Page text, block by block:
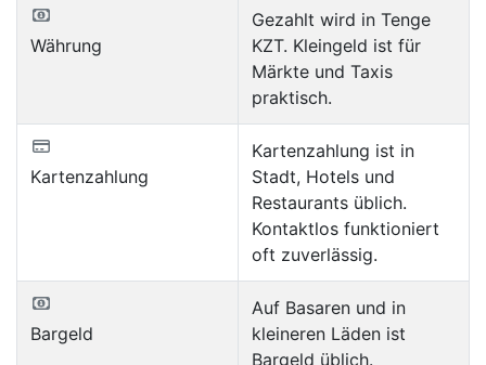
Währung
Gezahlt wird in Tenge
KZT. Kleingeld ist für
Märkte und Taxis
praktisch.
Kartenzahlung
Kartenzahlung ist in
Stadt, Hotels und
Restaurants üblich.
Kontaktlos funktioniert
oft zuverlässig.
Bargeld
Auf Basaren und in
kleineren Läden ist
Bargeld üblich.